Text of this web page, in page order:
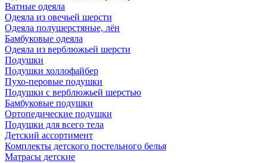
Ватные одеяла
Одеяла из овечьей шерсти
Одеяла полушерстяные, лён
Бамбуковые одеяла
Одеяла из верблюжьей шерсти
Подушки
Подушки холлофайбер
Пухо-перовые подушки
Подушки с верблюжьей шерстью
Бамбуковые подушки
Ортопедические подушки
Подушки для всего тела
Детский ассортимент
Комплекты детского постельного белья
Матрасы детские